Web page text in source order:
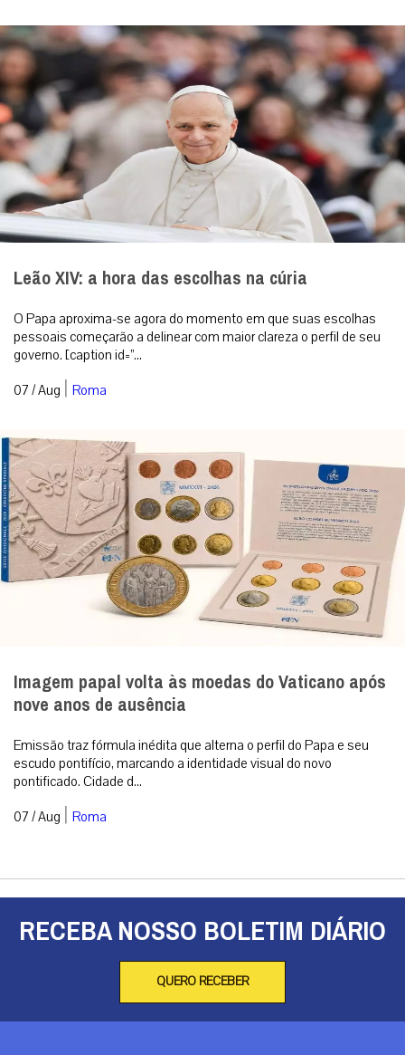
Leão XIV: a hora das escolhas na cúria
O Papa aproxima-se agora do momento em que suas escolhas
pessoais começarão a delinear com maior clareza o perfil de seu
governo. [caption id=”...
07 / Aug | Roma
Imagem papal volta às moedas do Vaticano após
nove anos de ausência
Emissão traz fórmula inédita que alterna o perfil do Papa e seu
escudo pontifício, marcando a identidade visual do novo
pontificado. Cidade d...
07 / Aug | Roma
RECEBA NOSSO BOLETIM DIÁRIO
QUERO RECEBER